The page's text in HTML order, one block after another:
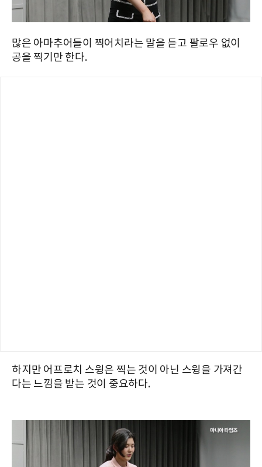
많은 아마추어들이 찍어치라는 말을 듣고 팔로우 없이
공을 찍기만 한다.
하지만 어프로치 스윙은 찍는 것이 아닌 스윙을 가져간
다는 느낌을 받는 것이 중요하다.